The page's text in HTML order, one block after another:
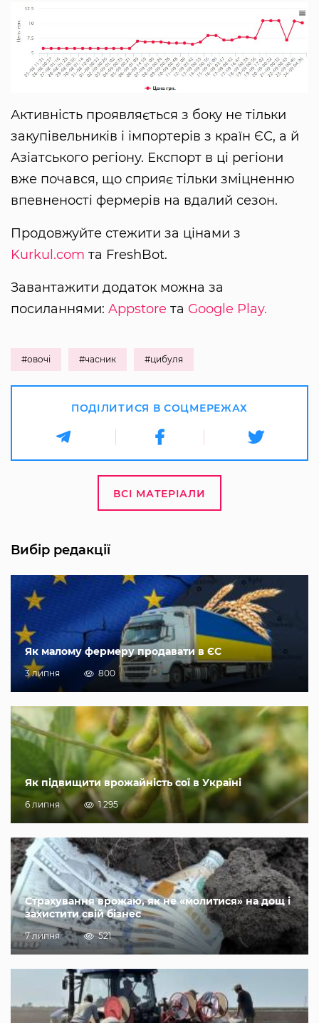
Активність проявляється з боку не тільки
закупівельників і імпортерів з країн ЄС, а й
Азіатського регіону. Експорт в ці регіони
вже почався, що сприяє тільки зміцненню
впевненості фермерів на вдалий сезон.
Продовжуйте стежити за цінами з
Kurkul.com та FreshBot.
Завантажити додаток можна за
посиланнями: Appstore та Google Play.
#овочі #часник #цибуля
ПОДІЛИТИСЯ В СОЦМЕРЕЖАХ
ВСІ МАТЕРІАЛИ
Вибір редакції
Як малому фермеру продавати в ЄС
3 липня 800
Як підвищити врожайність сої в Україні
6 липня 1 295
Страхування врожаю, як не «молитися» на дощ і
захистити свій бізнес
7 липня 521